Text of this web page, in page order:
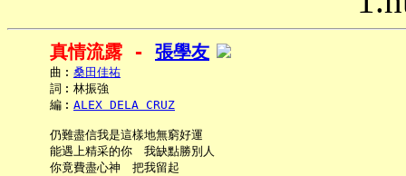
真情流露 - 張學友
     曲︰
桑田佳祐
     詞︰林振強
     編︰
ALEX DELA CRUZ
     仍難盡信我是這樣地無窮好運
     能遇上精采的你　我缺點勝別人
     你竟費盡心神　把我留起